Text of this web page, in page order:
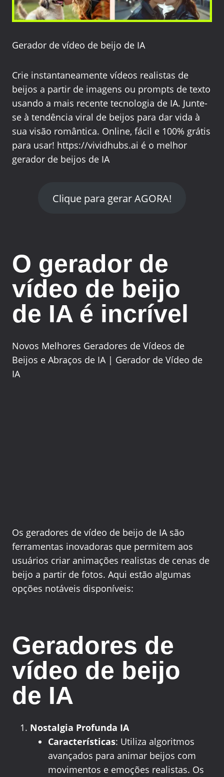
Gerador de vídeo de beijo de IA
Crie instantaneamente vídeos realistas de
beijos a partir de imagens ou prompts de texto
usando a mais recente tecnologia de IA. Junte-
se à tendência viral de beijos para dar vida à
sua visão romântica. Online, fácil e 100% grátis
para usar! https://vividhubs.ai é o melhor
gerador de beijos de IA
Clique para gerar AGORA!
O gerador de
vídeo de beijo
de IA é incrível
Novos Melhores Geradores de Vídeos de
Beijos e Abraços de IA | Gerador de Vídeo de
IA
Os geradores de vídeo de beijo de IA são
ferramentas inovadoras que permitem aos
usuários criar animações realistas de cenas de
beijo a partir de fotos. Aqui estão algumas
opções notáveis disponíveis:
Geradores de
vídeo de beijo
de IA
Nostalgia Profunda IA
Características: Utiliza algoritmos
avançados para animar beijos com
movimentos e emoções realistas. Os